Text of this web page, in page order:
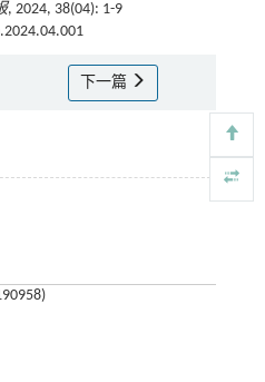
, 2024, 38(04): 1-9
下一篇